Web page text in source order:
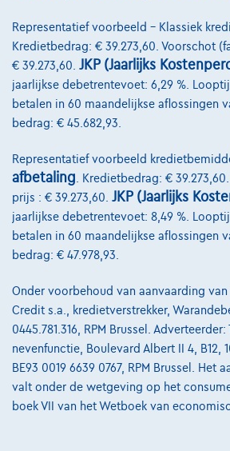
Representatief voorbeeld – Klassiek
Kredietbedrag: € 39.273,60. Voorschot
€ 39.273,60. JKP (Jaarlijks
jaarlijkse debetrentevoet: 6,29 %.
betalen in 60 maandelijkse aflossingen
bedrag: € 45.682,93.
Representatief voorbeeld
afbetaling . Kredietbedrag: €
prijs : € 39.273,60. JKP (Jaarlijks
jaarlijkse debetrentevoet: 8,49 %.
betalen in 60 maandelijkse aflossingen
bedrag: € 47.978,93.
Onder voorbehoud van aanvaarding
Credit s.a., kredietverstrekker,
0445.781.316, RPM Brussel.
nevenfunctie, Boulevard Albert II 4, B12,
BE93 0019 6639 0767, RPM Brussel.
valt onder de wetgeving op het
boek VII van het Wetboek van